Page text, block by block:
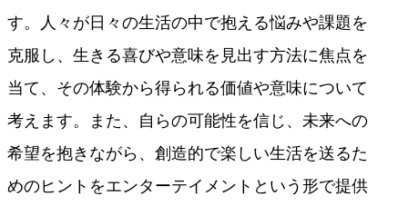
す。人々が日々の生活の中で抱える悩みや課題を
克服し、生きる喜びや意味を見出す方法に焦点を
当て、その体験から得られる価値や意味について
考えます。また、自らの可能性を信じ、未来への
希望を抱きながら、創造的で楽しい生活を送るた
めのヒントをエンターテイメントという形で提供